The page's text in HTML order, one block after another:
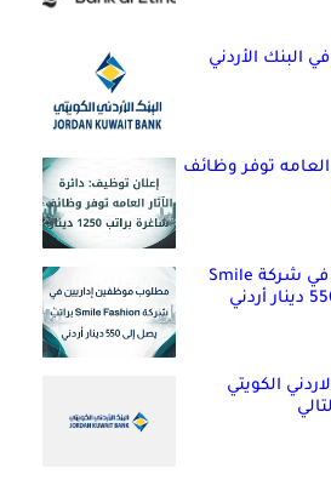
الأردني
العامه توفر وظائف
مطلوب موظفين إداريين في شركة Smile
الكويتي